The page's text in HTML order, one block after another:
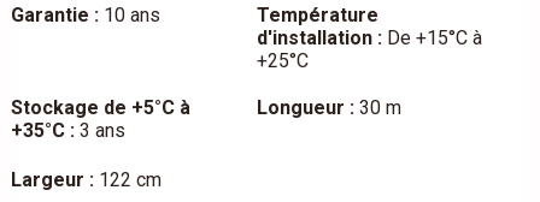
Garantie :10 ans
Température
d'installation : De +15°C à
+25°C
Stockage de +5°C à
+35°C :3 ans
Longueur : 30 m
Largeur :122 cm